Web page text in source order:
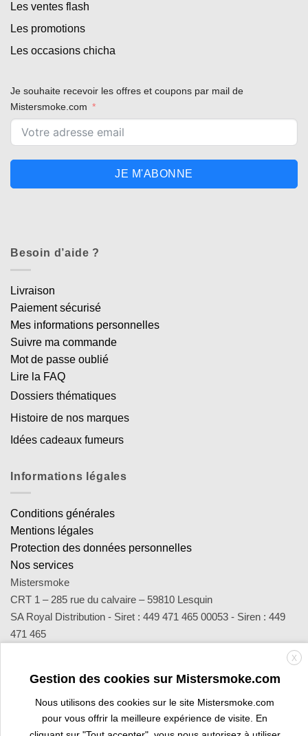
Les ventes flash
Les promotions
Les occasions chicha
Je souhaite recevoir les offres et coupons par mail de
Mistersmoke.com
JE M'ABONNE
Besoin d’aide ?
Livraison
Paiement sécurisé
Mes informations personnelles
Suivre ma commande
Mot de passe oublié
Lire la FAQ
Dossiers thématiques
Histoire de nos marques
Idées cadeaux fumeurs
Informations légales
Conditions générales
Mentions légales
Protection des données personnelles
Nos services
Mistersmoke
CRT 1 – 285 rue du calvaire – 59810 Lesquin
SA Royal Distribution - Siret : 449 471 465 00053 - Siren : 449
471 465
sav@mistersmoke.com ou par téléphone au 03 20 90 56 55 du
lundi au vendredi de 9h à 17h.
Credit MasterCard
Apple Bank Visa Visa
X
Gestion des cookies sur Mistersmoke.com
Nous utilisons des cookies sur le site Mistersmoke.com
pour vous offrir la meilleure expérience de visite. En